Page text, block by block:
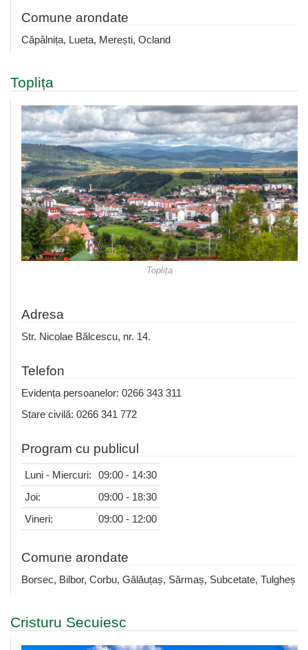
Comune arondate
Căpâlnița, Lueta, Merești, Ocland
Toplița
Toplița
Adresa
Str. Nicolae Bălcescu, nr. 14.
Telefon
Evidența persoanelor: 0266 343 311
Stare civilă: 0266 341 772
Program cu publicul
Luni - Miercuri:
09:00 - 14:30
Joi:
09:00 - 18:30
Vineri:
09:00 - 12:00
Comune arondate
Borsec, Bilbor, Corbu, Gălăuțaș, Sărmaș, Subcetate, Tulgheș
Cristuru Secuiesc